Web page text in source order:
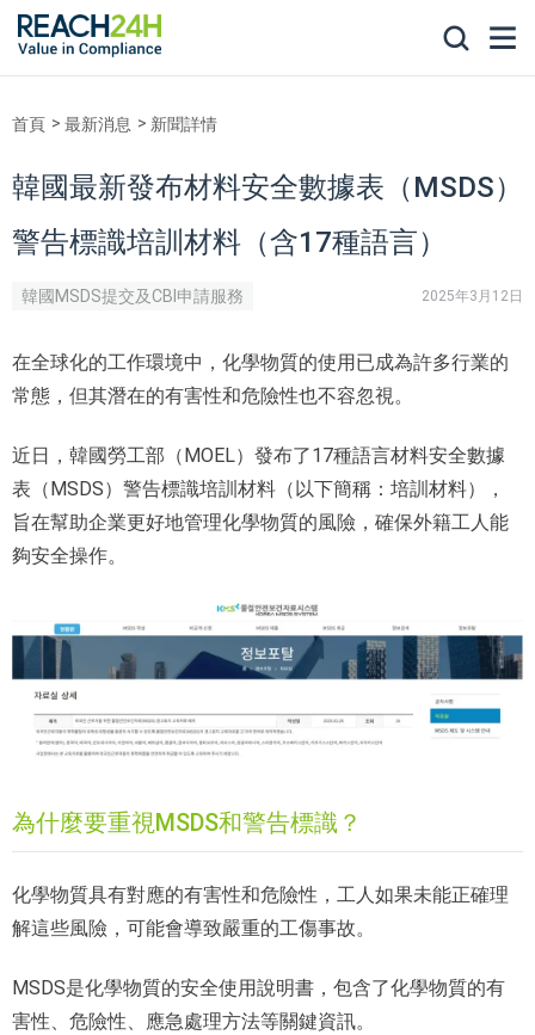
首頁 最新消息 新聞詳情
韓國最新發布材料安全數據表（MSDS）
警告標識培訓材料（含17種語言）
韓國MSDS提交及CBI申請服務 2025年3月12日
在全球化的工作環境中，化學物質的使用已成為許多行業的
常態，但其潛在的有害性和危險性也不容忽視。
近日，韓國勞工部（MOEL）發布了17種語言材料安全數據
表（MSDS）警告標識培訓材料（以下簡稱：培訓材料），
旨在幫助企業更好地管理化學物質的風險，確保外籍工人能
夠安全操作。
為什麼要重視MSDS和警告標識？
化學物質具有對應的有害性和危險性，工人如果未能正確理
解這些風險，可能會導致嚴重的工傷事故。
MSDS是化學物質的安全使用說明書，包含了化學物質的有
害性、危險性、應急處理方法等關鍵資訊。